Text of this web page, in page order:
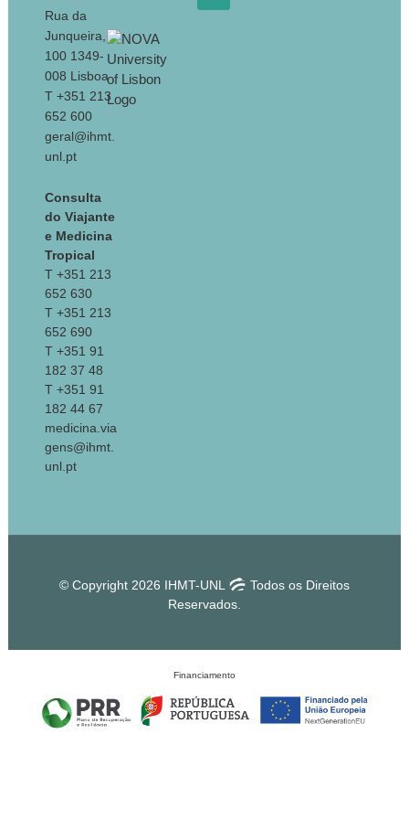
Rua da
Junqueira,
100 1349-
008 Lisboa
T +351 213
652 600
geral@ihmt.
unl.pt
Consulta
do Viajante
e Medicina
Tropical
T +351 213
652 630
T +351 213
652 690
T +351 91
182 37 48
T +351 91
182 44 67
medicina.via
gens@ihmt.
unl.pt
© Copyright 2026 IHMT-UNL
Todos os Direitos
Reservados.
Financiamento